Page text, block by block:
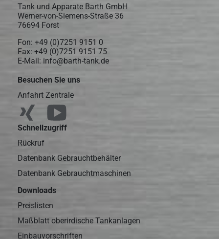
Tank und Apparate Barth GmbH
Werner-von-Siemens-Straße 36
76694 Forst
Fon: +49 (0)7251 9151 0
Fax: +49 (0)7251 9151 75
E-Mail: info@barth-tank.de
Besuchen Sie uns
Anfahrt Zentrale
Schnellzugriff
Rückruf
Datenbank Gebrauchtbehälter
Datenbank Gebrauchtmaschinen
Downloads
Preislisten
Maßblatt oberirdische Tankanlagen
Einbauvorschriften